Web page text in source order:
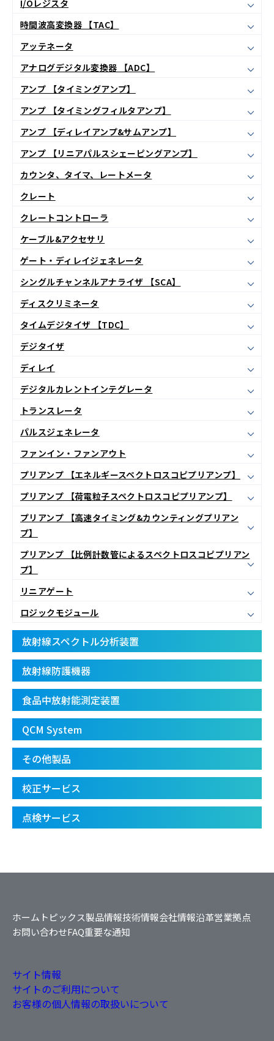
I/Oレジスタ
時間波高変換器 【TAC】
アッテネータ
アナログデジタル変換器 【ADC】
アンプ 【タイミングアンプ】
アンプ 【タイミングフィルタアンプ】
アンプ 【ディレイアンプ&サムアンプ】
アンプ 【リニアパルスシェーピングアンプ】
カウンタ、タイマ、レートメータ
クレート
クレートコントローラ
ケーブル&アクセサリ
ゲート・ディレイジェネレータ
シングルチャンネルアナライザ 【SCA】
ディスクリミネータ
タイムデジタイザ 【TDC】
デジタイザ
ディレイ
デジタルカレントインテグレータ
トランスレータ
パルスジェネレータ
ファンイン・ファンアウト
プリアンプ 【エネルギースペクトロスコピプリアンプ】
プリアンプ 【荷電粒子スペクトロスコピプリアンプ】
プリアンプ 【高速タイミング&カウンティングプリアン
プ】
プリアンプ 【比例計数管によるスペクトロスコピプリアン
プ】
リニアゲート
ロジックモジュール
放射線スペクトル分析装置
放射線防護機器
食品中放射能測定装置
QCM System
その他製品
校正サービス
点検サービス
ホーム トピックス製品情報技術情報会社情報沿革営業拠点
お問い合わせFAQ重要な通知
サイト情報
サイトのご利用について
お客様の個人情報の取扱いについて